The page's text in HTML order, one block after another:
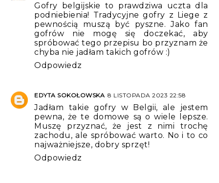
Gofry belgijskie to prawdziwa uczta dla
podniebienia! Tradycyjne gofry z Liege z
pewnością muszą być pyszne. Jako fan
gofrów nie mogę się doczekać, aby
spróbować tego przepisu bo przyznam że
chyba nie jadłam takich gofrów :)
Odpowiedz
EDYTA SOKOŁOWSKA 8 LISTOPADA 2023 22:58
Jadłam takie gofry w Belgii, ale jestem
pewna, że te domowe są o wiele lepsze.
Muszę przyznać, że jest z nimi trochę
zachodu, ale spróbować warto. No i to co
najważniejsze, dobry sprzęt!
Odpowiedz